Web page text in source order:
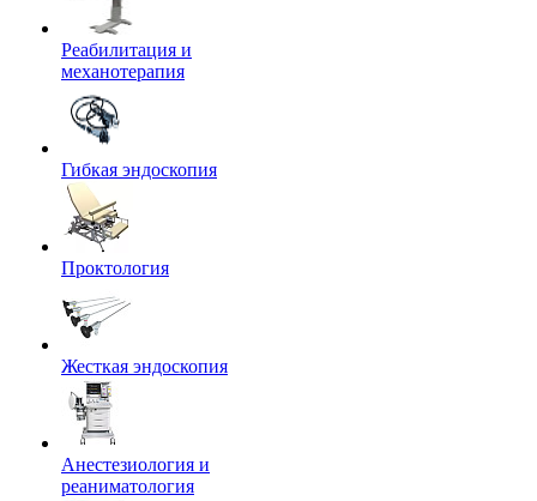
Реабилитация и
механотерапия
Гибкая эндоскопия
Проктология
Жесткая эндоскопия
Анестезиология и
реаниматология